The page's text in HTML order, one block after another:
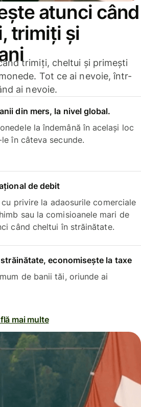
atunci când
trimiți și
trimiți, cheltui și primești
Tot ce ai nevoie, într-
ai nevoie.
din mers, la nivel global.
la îndemână în același loc
în câteva secunde.
de debit
privire la adaosurile comerciale
sau la comisioanele mari de
când cheltui în străinătate.
economisește la taxe
de banii tăi, oriunde ai
mai multe